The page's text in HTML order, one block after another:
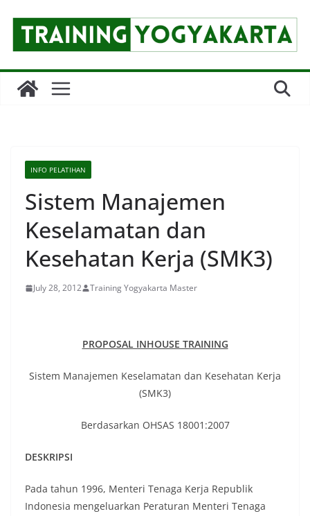
content
INFO PELATIHAN
Sistem Manajemen
Keselamatan dan
Kesehatan Kerja (SMK3)
July 28, 2012 Training Yogyakarta Master
PROPOSAL INHOUSE TRAINING
Sistem Manajemen Keselamatan dan Kesehatan Kerja
(SMK3)
Berdasarkan OHSAS 18001:2007
DESKRIPSI
Pada tahun 1996, Menteri Tenaga Kerja Republik
Indonesia mengeluarkan Peraturan Menteri Tenaga